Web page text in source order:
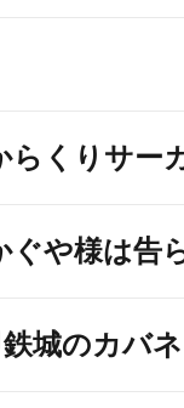
らくりサー
ぐや様は告
城のカバネ